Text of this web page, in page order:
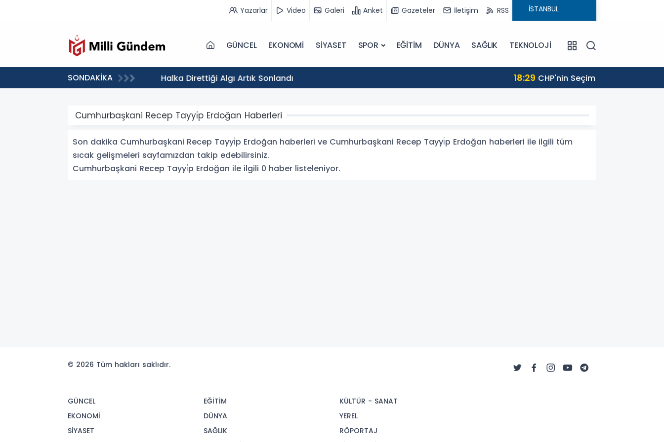
Yazarlar Video Galeri Anket Gazeteler İletişim RSS
GÜNCEL EKONOMİ SİYASET SPOR EĞİTİM DÜNYA SAĞLIK TEKNOLOJİ
SONDAKİKA 18:29 CHP'nin Seçim İçin Halka Direttiği Algı Artık Sonlandı
Cumhurbaşkani Recep Tayyi̇p Erdoğan Haberleri
Son dakika Cumhurbaşkani Recep Tayyi̇p Erdoğan haberleri ve Cumhurbaşkani Recep Tayyi̇p Erdoğan haberleri ile ilgili tüm
sıcak gelişmeleri sayfamızdan takip edebilirsiniz.
Cumhurbaşkani Recep Tayyi̇p Erdoğan ile ilgili 0 haber listeleniyor.
© 2026 Tüm hakları saklıdır.
GÜNCEL
EKONOMİ
SİYASET
EĞİTİM
DÜNYA
SAĞLIK
KÜLTÜR - SANAT
YEREL
RÖPORTAJ